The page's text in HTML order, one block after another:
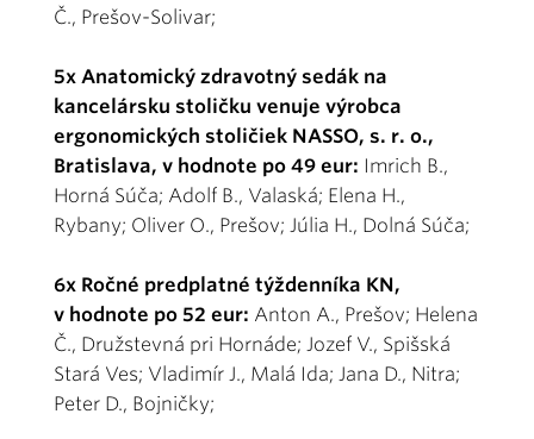
Č., Prešov-Solivar;
5x Anatomický zdravotný sedák na
kancelársku stoličku venuje výrobca
ergonomických stoličiek NASSO, s. r. o.,
Bratislava, v hodnote po 49 eur: Imrich B.,
Horná Súča; Adolf B., Valaská; Elena H.,
Rybany; Oliver O., Prešov; Júlia H., Dolná Súča;
6x Ročné predplatné týždenníka KN,
v hodnote po 52 eur: Anton A., Prešov; Helena
Č., Družstevná pri Hornáde; Jozef V., Spišská
Stará Ves; Vladimír J., Malá Ida; Jana D., Nitra;
Peter D., Bojničky;